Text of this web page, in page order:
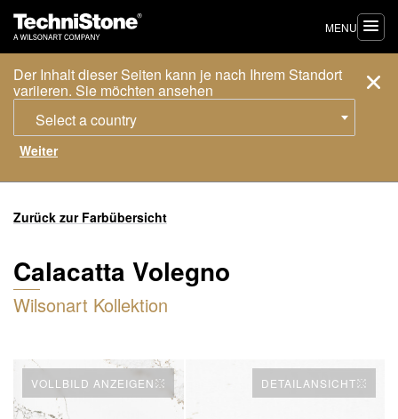
Der Inhalt dieser Seiten kann je nach Ihrem Standort
variieren. Sie möchten ansehen
Select a country
MENU
Zurück zur Farbübersicht
Calacatta Volegno
Wilsonart Kollektion
VOLLBILD ANZEIGEN DETAILANSICHT